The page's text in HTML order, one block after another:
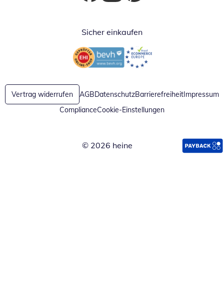
Öffnet in neuem Fenster
Öffnet in neuem Fenster
Öffnet in neuem Fenster
Sicher einkaufen
Öffnet in neuem FensterÖffnet in neuem Fenster
Vertrag widerrufen AGBDatenschutzBarrierefreiheitImpressum
ComplianceCookie-Einstellungen
© 2026 heine